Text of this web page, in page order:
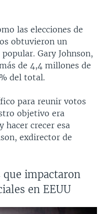
las elecciones de
obtuvieron un
Gary Johnson,
de 4,4 millones de
del total.
para reunir votos
objetivo era
hacer crecer esa
exdirector de
que impactaron
en EEUU